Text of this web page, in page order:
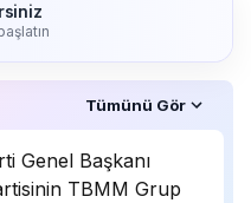
Tümünü Gör
Genel Başkanı
TBMM Grup